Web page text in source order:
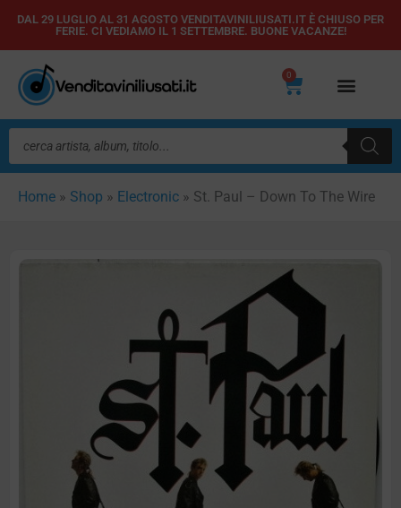
Vai
contenuto
DAL 29 LUGLIO AL 31 AGOSTO VENDITAVINILIUSATI.IT È CHIUSO PER
FERIE. CI VEDIAMO IL 1 SETTEMBRE. BUONE VACANZE!
0
Carrello
Ricerca
prodotti
Home » Shop » Electronic » St. Paul – Down To The Wire